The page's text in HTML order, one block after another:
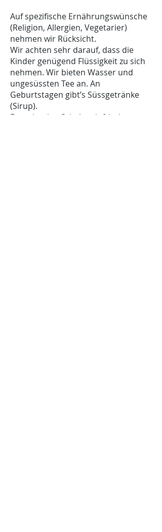
Auf spezifische Ernährungswünsche
(Religion, Allergien, Vegetarier)
nehmen wir Rücksicht.
Wir achten sehr darauf, dass die
Kinder genügend Flüssigkeit zu sich
nehmen. Wir bieten Wasser und
ungesüssten Tee an. An
Geburtstagen gibt’s Süssgetränke
(Sirup).
Es steht eine Schale mit frischem